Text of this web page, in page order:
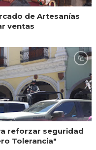
de Artesanías
ventas
reforzar seguridad
Tolerancia"